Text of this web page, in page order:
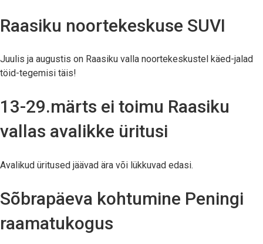
Raasiku noortekeskuse SUVI
Juulis ja augustis on Raasiku valla noortekeskustel käed-jalad
töid-tegemisi täis!
13-29.märts ei toimu Raasiku
vallas avalikke üritusi
Avalikud üritused jäävad ära või lükkuvad edasi.
Sõbrapäeva kohtumine Peningi
raamatukogus